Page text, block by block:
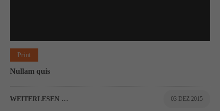
Print
Nullam quis
WEITERLESEN … 03 DEZ 2015